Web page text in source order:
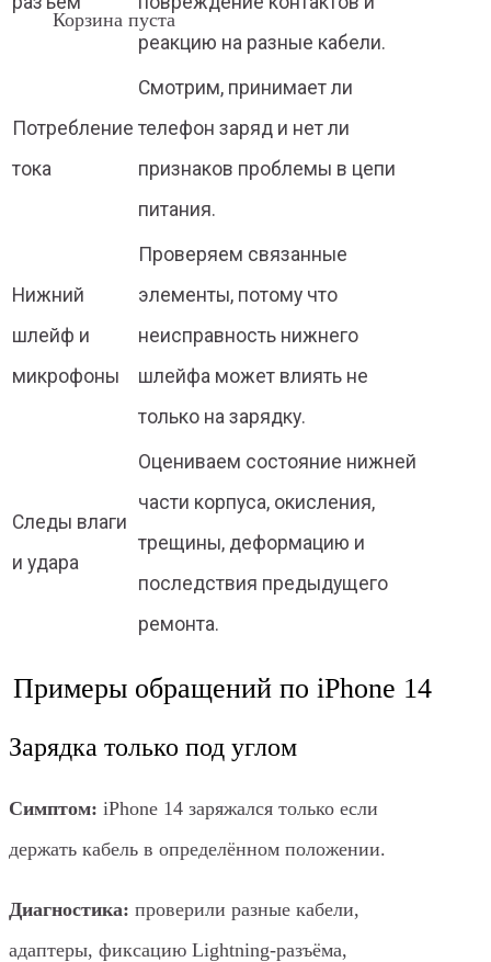
Корзина пуста
реакцию на разные кабели.
Потребление
тока
Смотрим, принимает ли
телефон заряд и нет ли
признаков проблемы в цепи
питания.
Нижний
шлейф и
микрофоны
Проверяем связанные
элементы, потому что
неисправность нижнего
шлейфа может влиять не
только на зарядку.
Следы влаги
и удара
Оцениваем состояние нижней
части корпуса, окисления,
трещины, деформацию и
последствия предыдущего
ремонта.
Примеры обращений по iPhone 14
Зарядка только под углом
Симптом: iPhone 14 заряжался только если
держать кабель в определённом положении.
Диагностика: проверили разные кабели,
адаптеры, фиксацию Lightning-разъёма,